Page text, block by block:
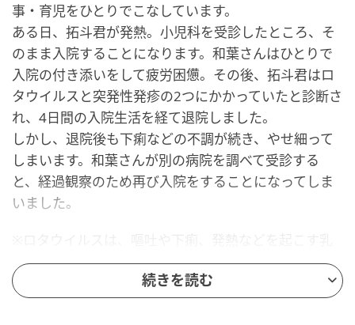
事・育児をひとりでこなしています。
ある日、拓斗君が発熱。小児科を受診したところ、そ
のまま入院することになります。和葉さんはひとりで
入院の付き添いをして疲労困憊。その後、拓斗君はロ
タウイルスと突発性発疹の2つにかかっていたと診断さ
れ、4日間の入院生活を経て退院しました。
しかし、退院後も下痢などの不調が続き、やせ細って
しまいます。和葉さんが別の病院を調べて受診する
と、経過観察のため再び入院をすることになってしま
いました。
幼児期にかかりやすい胃腸炎です。白っぽい便が見ら
れることもあり、症状が強い場合は脱水に注意が必要
です。水分がとれない、ぐったりしているなど気にな
続きを読む